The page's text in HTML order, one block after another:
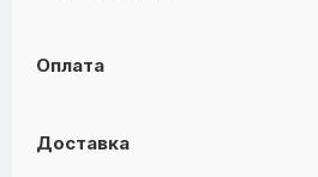
Оплата
Доставка